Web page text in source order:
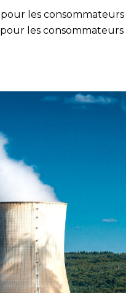
pour les consommateurs
pour les consommateurs